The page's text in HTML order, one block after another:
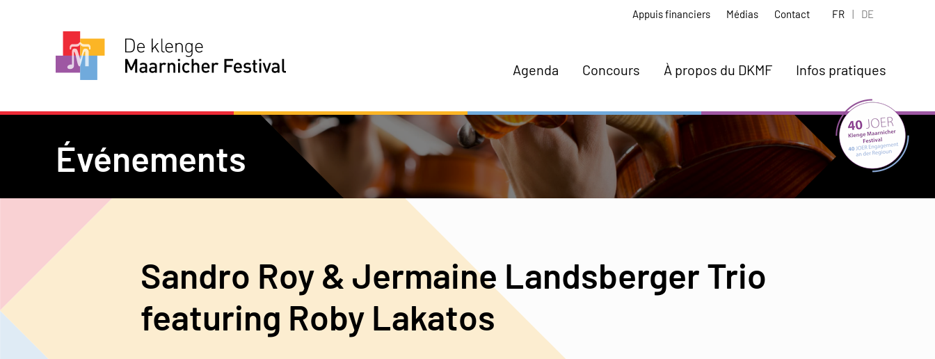
Appuis financiers Médias Contact FR | DE
Agenda Concours À propos du DKMF Infos pratiques
Événements
Sandro Roy & Jermaine Landsberger Trio
featuring Roby Lakatos